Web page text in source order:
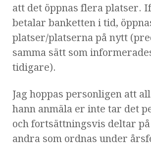
att det öppnas flera platser.
betalar banketten i tid,
platser/platserna på nytt
samma sätt som
tidigare).
Jag hoppas personligen att
hann anmäla er inte tar det
och fortsättningsvis deltar
andra som ordnas under